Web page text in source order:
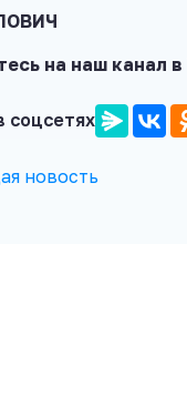
на наш канал в
соцсетях
новость